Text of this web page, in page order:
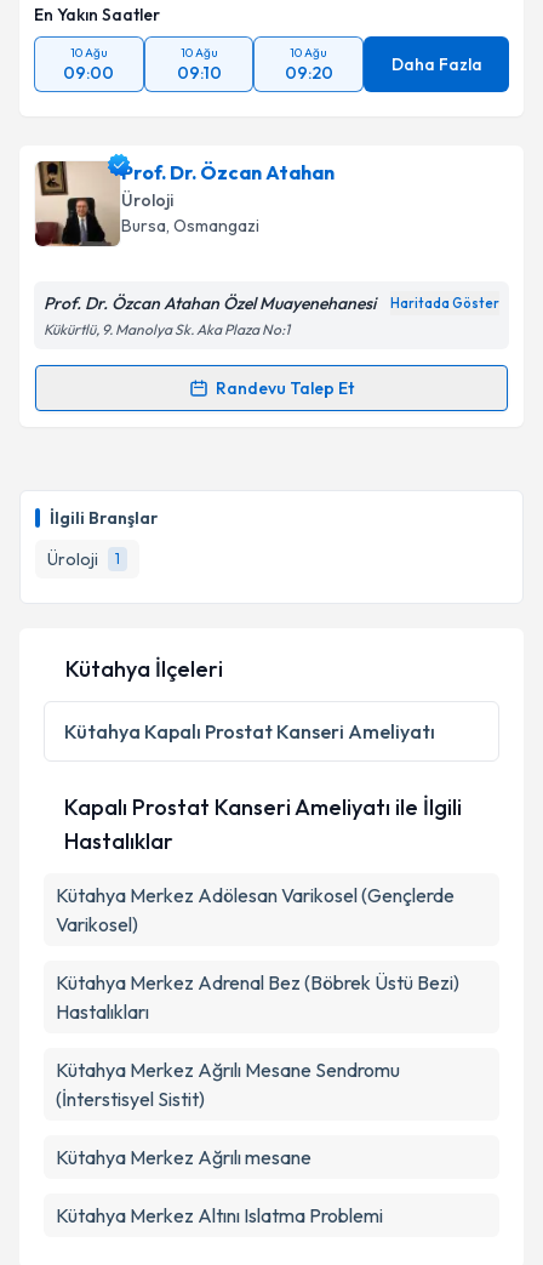
İlgili Branşlar
Üroloji
1
En Yakın Saatler
10 Ağu
09:00
10 Ağu
09:10
10 Ağu
09:20 Daha Fazla
Prof. Dr. Özcan Atahan
Üroloji
Bursa, Osmangazi
Prof. Dr. Özcan Atahan Özel Muayenehanesi Haritada Göster
Kükürtlü, 9. Manolya Sk. Aka Plaza No:1
Randevu Talep Et
Randevu Takvimi Talebi
takvim hazırlandığında e-posta ile bilgilendireceğiz.
E-posta Adresiniz
Kişisel verilerimin işlenmesine ilişkinAydınlatma
Metni
'ni okudum ve kişisel verilerimin belirtilen
kapsamda işlenmesini kabul ediyorum.
Takvim Talebini Gönder
Kütahya İlçeleri
Kütahya Kapalı Prostat Kanseri Ameliyatı
Kapalı Prostat Kanseri Ameliyatı ile İlgili
Hastalıklar
Kütahya Merkez Adölesan Varikosel (Gençlerde
Varikosel)
Kütahya Merkez Adrenal Bez (Böbrek Üstü Bezi)
Hastalıkları
Kütahya Merkez Ağrılı Mesane Sendromu
(İnterstisyel Sistit)
Kütahya Merkez Ağrılı mesane
Kütahya Merkez Altını Islatma Problemi